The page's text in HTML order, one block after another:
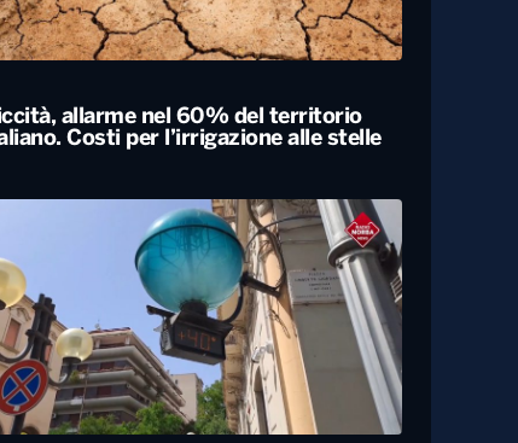
estivo, nuovo sabato da bollino